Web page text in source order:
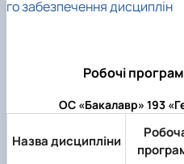
го забезпечення дисциплін
Робочі
ОС «Бакалавр» 193
Назва дисципліни